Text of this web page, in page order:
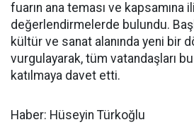
fuarın ana teması ve kapsamına
değerlendirmelerde bulundu.
kültür ve sanat alanında yeni bir
vurgulayarak, tüm vatandaşları
katılmaya davet etti.
Haber: Hüseyin Türkoğlu